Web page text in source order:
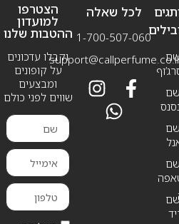
לכל שאלה
1-700-507-060
הצטרפו
למועדון
ההטבות שלנו
וקבלו עדכונים
על קופונים
ומבצעים
שווים לפני כולם